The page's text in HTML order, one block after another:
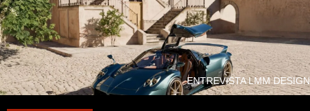
ENTREVISTA LMM DESIGN